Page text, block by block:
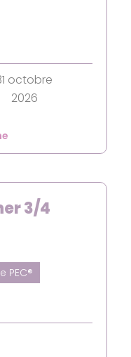
octobre
2026
3/4
PEC®